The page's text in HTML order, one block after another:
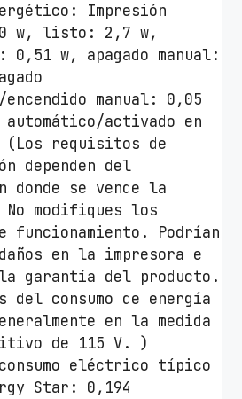
Impresión
w, listo: 2,7 w,
0,51 w, apagado manual:
manual: 0,05
automático/activado en
(Los requisitos de
dependen del
donde se vende la
No modifiques los
funcionamiento. Podrían
en la impresora e
garantía del producto.
del consumo de energía
en la medida
de 115 V. )
consumo eléctrico típico
Star: 0,194